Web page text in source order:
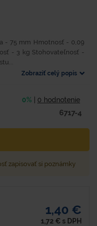
- 75 mm Hmotnosť - 0,09
- 3 kg Stohovateľnosť -
Zobraziť celý popis
0% 0 hodnotenie
6717-4
zapisovať si poznámky
1,40 €
1,72 € s DPH